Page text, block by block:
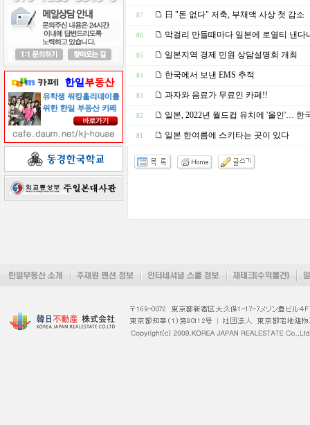
87 日 "돈 없다" 저축, 부채액 사상 첫 감소
86 막걸리 만들때마다 일본에 로열티 낸다
85 일본지역 경제 민원 상담설명회 개최
84 한국에서 보낸 EMS 추적
83 과자와 음료가 무료인 카페!!
82 일본, 2022년 월드컵 유치에 '올인'… 한
81 일본 한여름에 스키타는 곳이 있다